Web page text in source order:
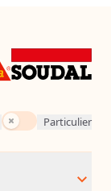
TTC Particulier